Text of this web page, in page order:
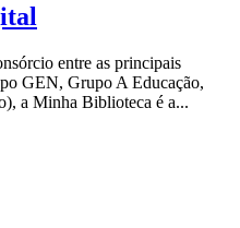
entre as principais
GEN, Grupo A Educação,
a Minha Biblioteca é a...